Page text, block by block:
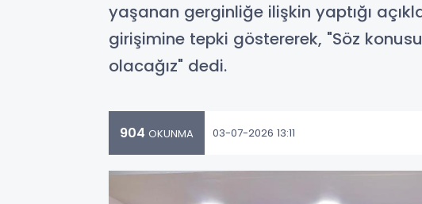
yaşanan gerginliğe ilişkin yaptığı
girişimine tepki göstererek, "Söz
olacağız" dedi.
904 OKUNMA 03-07-2026 13:11